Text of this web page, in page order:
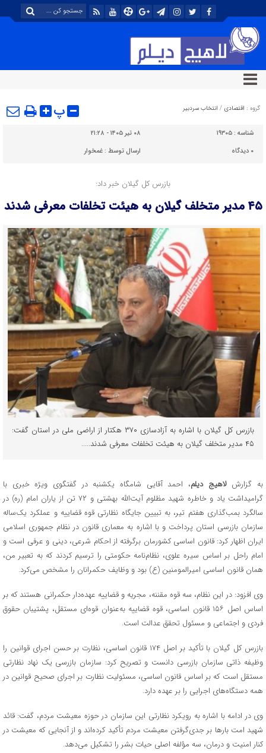
گروه : اقتصادی / انتخاب سردبیر پ
شناسه : ۱۹۳۰۵
۰۸ تیر ۱۴۰۵ - ۲۱:۲۸
۰ دیدگاه ارسال توسط :غمخوار
بازرس کل گیلان خبر داد:
۴۵ مدیر متخلف گیلان به هیئت تخلفات معرفی شدند
بازرس کل گیلان با اشاره به آزادسازی ۳۷۰ هکتار از اراضی ملی در استان گفت:
۴۵ مدیر متخلف گیلان به هیئت تخلفات معرفی شدند.....
به گزارشلاهیج دیلم، احمد آقایی شامگاه یکشنبه در گفتگوی ویژه خبری با
گرامیداشت یاد و خاطره شهید مظلوم آیت‌الله بهشتی و ۷۲ تن از یاران امام (ره) در
سالگرد بمب‌گذاری هفتم تیر، به تبیین جایگاه نظارتی قوه قضاییه و عملکرد یک‌ساله
سازمان بازرسی استان پرداخت و با اشاره به معماری قانون در نظام جمهوری اسلامی
ایران اظهار کرد: قانون اساسی کشورمان برگرفته از احکام شرعی، دینی و عرفی است و
امام راحل بر اساس سیره علوی، نظام‌نامه حکومتی را ترسیم کردند که به تعبیر من،
همان قانون اساسی امیرالمومنین (ع) بود و وظایف حکمرانان را مشخص می‌کرد.
وی افزود: در این نظام، سه قوه مقننه، مجریه و قضاییه عهده‌دار حکمرانی هستند که بر
اساس اصل ۱۵۶ قانون اساسی، قوه قضاییه به‌عنوان قوه‌ای مستقل، پشتیبان حقوق
فردی و اجتماعی و مسئول تحقق عدالت است.
بازرس کل گیلان با تأکید بر اصل ۱۷۴ قانون اساسی، نظارت بر حسن اجرای قوانین را
وظیفه ذاتی سازمان بازرسی دانست و تصریح کرد: سازمان بازرسی یک نهاد نظارتی
مستقل است که بر اساس قانون اساسی، مسئولیت نظارت بر اجرای صحیح قوانین در
همه دستگاه‌های اجرایی را بر عهده دارد.
وی در ادامه با اشاره به رویکرد نظارتی این سازمان در حوزه معیشت مردم، گفت: قائد
شهید امت بارها بر جدی‌گرفتن معیشت مردم تأکید کرده‌اند و از آنجایی که معیشت در
کنار امنیت و درمان، سه مؤلفه اصلی حیات بشر را تشکیل می‌دهد.